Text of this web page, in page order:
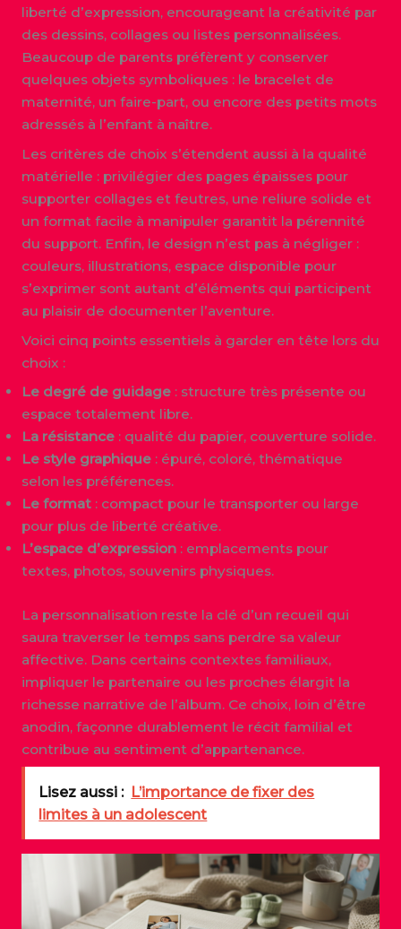
liberté d’expression, encourageant la créativité par
des dessins, collages ou listes personnalisées.
Beaucoup de parents préfèrent y conserver
quelques objets symboliques : le bracelet de
maternité, un faire-part, ou encore des petits mots
adressés à l’enfant à naître.
Les critères de choix s’étendent aussi à la qualité
matérielle : privilégier des pages épaisses pour
supporter collages et feutres, une reliure solide et
un format facile à manipuler garantit la pérennité
du support. Enfin, le design n’est pas à négliger :
couleurs, illustrations, espace disponible pour
s’exprimer sont autant d’éléments qui participent
au plaisir de documenter l’aventure.
Voici cinq points essentiels à garder en tête lors du
choix :
Le degré de guidage: structure très présente ou
espace totalement libre.
La résistance: qualité du papier, couverture solide.
Le style graphique: épuré, coloré, thématique
selon les préférences.
Le format: compact pour le transporter ou large
pour plus de liberté créative.
L’espace d’expression: emplacements pour
textes, photos, souvenirs physiques.
La personnalisation reste la clé d’un recueil qui
saura traverser le temps sans perdre sa valeur
affective. Dans certains contextes familiaux,
impliquer le partenaire ou les proches élargit la
richesse narrative de l’album. Ce choix, loin d’être
anodin, façonne durablement le récit familial et
contribue au sentiment d’appartenance.
Lisez aussi : L’importance de fixer des
limites à un adolescent